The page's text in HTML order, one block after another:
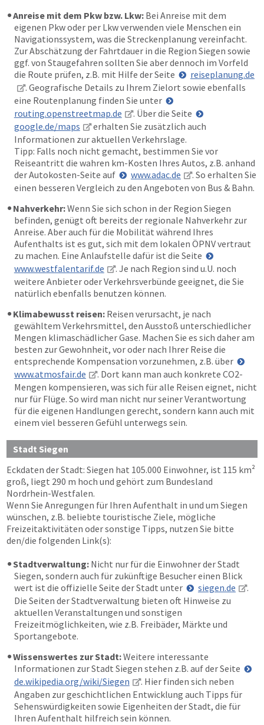
Anreise mit dem Pkw bzw. Lkw: Bei Anreise mit dem
eigenen Pkw oder per Lkw verwenden viele Menschen ein
Navigationssystem, was die Streckenplanung vereinfacht.
Zur Abschätzung der Fahrtdauer in die Region Siegen sowie
ggf. von Staugefahren sollten Sie aber dennoch im Vorfeld
die Route prüfen, z.B. mit Hilfe der Seite
reiseplanung.de
. Geografische Details zu Ihrem Zielort sowie ebenfalls
eine Routenplanung finden Sie unter
routing.openstreetmap.de
. Über die Seite
google.de/maps
erhalten Sie zusätzlich auch
Informationen zur aktuellen Verkehrslage.
Tipp: Falls noch nicht gemacht, bestimmen Sie vor
Reiseantritt die wahren km-Kosten Ihres Autos, z.B. anhand
der Autokosten-Seite auf
www.adac.de
. So erhalten Sie
einen besseren Vergleich zu den Angeboten von Bus & Bahn.
Nahverkehr:Wenn Sie sich schon in der Region Siegen
befinden, genügt oft bereits der regionale Nahverkehr zur
Anreise. Aber auch für die Mobilität während Ihres
Aufenthalts ist es gut, sich mit dem lokalen ÖPNV vertraut
zu machen. Eine Anlaufstelle dafür ist die Seite
www.westfalentarif.de
. Je nach Region sind u.U. noch
weitere Anbieter oder Verkehrsverbünde geeignet, die Sie
natürlich ebenfalls benutzen können.
Klimabewusst reisen: Reisen verursacht, je nach
gewähltem Verkehrsmittel, den Ausstoß unterschiedlicher
Mengen klimaschädlicher Gase. Machen Sie es sich daher am
besten zur Gewohnheit, vor oder nach Ihrer Reise die
entsprechende Kompensation vorzunehmen, z.B. über
www.atmosfair.de
. Dort kann man auch konkrete CO2-
Mengen kompensieren, was sich für alle Reisen eignet, nicht
nur für Flüge. So wird man nicht nur seiner Verantwortung
für die eigenen Handlungen gerecht, sondern kann auch mit
einem viel besseren Gefühl unterwegs sein.
Stadt Siegen
Eckdaten der Stadt: Siegen hat 105.000 Einwohner, ist 115 km²
groß, liegt 290 m hoch und gehört zum Bundesland
Nordrhein-Westfalen.
Wenn Sie Anregungen für Ihren Aufenthalt in und um Siegen
wünschen, z.B. beliebte touristische Ziele, mögliche
Freizeitaktivitäten oder sonstige Tipps, nutzen Sie bitte
den/die folgenden Link(s):
Stadtverwaltung: Nicht nur für die Einwohner der Stadt
Siegen, sondern auch für zukünftige Besucher einen Blick
wert ist die offizielle Seite der Stadt unter
siegen.de
.
Die Seiten der Stadtverwaltung bieten oft Hinweise zu
aktuellen Veranstaltungen und sonstigen
Freizeitmöglichkeiten, wie z.B. Freibäder, Märkte und
Sportangebote.
Wissenswertes zur Stadt:Weitere interessante
Informationen zur Stadt Siegen stehen z.B. auf der Seite
de.wikipedia.org/wiki/Siegen
. Hier finden sich neben
Angaben zur geschichtlichen Entwicklung auch Tipps für
Sehenswürdigkeiten sowie Eigenheiten der Stadt, die für
Ihren Aufenthalt hilfreich sein können.